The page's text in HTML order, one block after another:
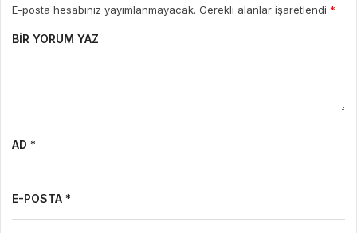
E-posta hesabınız yayımlanmayacak. Gerekli alanlar işaretlendi *
BIR YORUM YAZ
AD *
E-POSTA *